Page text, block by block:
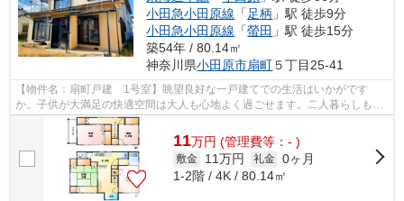
小田急小田原線 「 足柄 」駅 徒歩9分
小田急小田原線 「螢田 」駅 徒歩15分
築54年 / 80.14㎡
神奈川県小田原市扇町５丁目25-41
【物件名：扇町戸建 1号室】眺望良好な一戸建てでの生活はいかがです
か。子供が大満足の快適空間は大人も心地よく過ごせます。二人暮らしも可
能ですので、ぜひお問い合わせください。...
11万円 (管理費等：- )
敷金 11万円 礼金 0ヶ月
1-2階 / 4K / 80.14㎡